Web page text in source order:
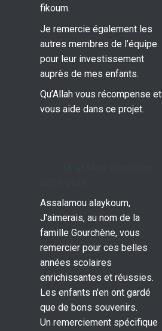
fikoum.
Je remercie également les
autres membres de l’équipe
pour leur investissement
auprès de mes enfants.
Qu’Allah vous récompense et
vous aide dans ce projet.
Assalamou alaykoum,
J'aimerais, au nom de la
famille Gourchène, vous
remercier pour ces belles
années scolaires
enrichissantes et réussies.
Les enfants n'en ont gardé
que de bons souvenirs.
Un remerciement spécifique